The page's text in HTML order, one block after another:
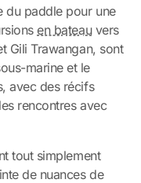
paddle pour une
en bateauvers
Gili Trawangan, sont
marine et le
avec des récifs
rencontres avec
tout simplement
de nuances de